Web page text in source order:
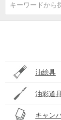
キーワードから
油絵具
油彩道
キャン